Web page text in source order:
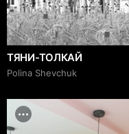
ТЯНИ-ТОЛКАЙ
Polina Shevchuk